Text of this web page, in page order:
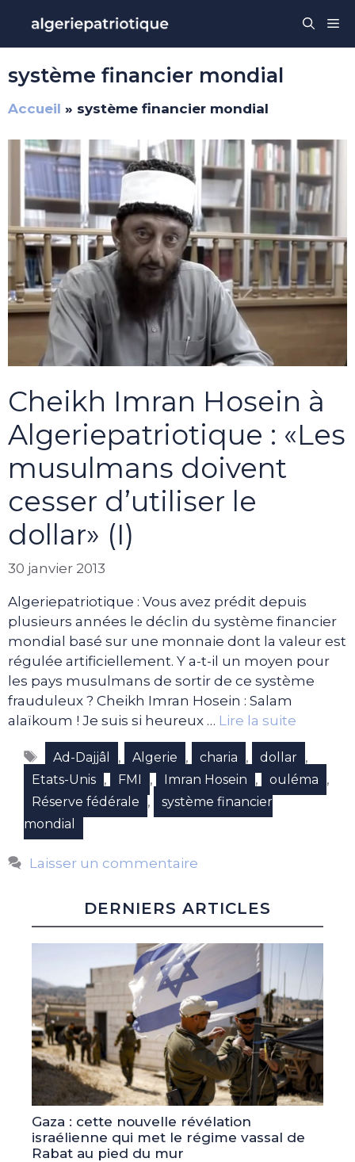
contenu
système financier mondial
Accueil » système financier mondial
Cheikh Imran Hosein à
Algeriepatriotique : «Les
musulmans doivent
cesser d’utiliser le
dollar» (I)
30 janvier 2013
Algeriepatriotique : Vous avez prédit depuis
plusieurs années le déclin du système financier
mondial basé sur une monnaie dont la valeur est
régulée artificiellement. Y a-t-il un moyen pour
les pays musulmans de sortir de ce système
frauduleux ? Cheikh Imran Hosein : Salam
alaïkoum ! Je suis si heureux … Lire la suite
Étiquettes
Ad-Dajjâl , Algerie , charia , dollar ,
Etats-Unis , FMI , Imran Hosein , ouléma ,
Réserve fédérale ,
système financier
mondial
Laisser un commentaire
DERNIERS ARTICLES
Gaza : cette nouvelle révélation
israélienne qui met le régime vassal de
Rabat au pied du mur